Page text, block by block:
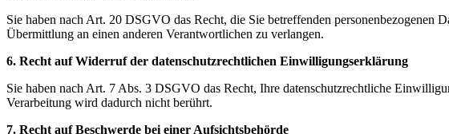
Sie haben nach Art. 20 DSGVO das Recht, die Sie betreffenden personenbezogenen
Übermittlung an einen anderen Verantwortlichen zu verlangen.
6. Recht auf Widerruf der datenschutzrechtlichen Einwilligungserklärung
Sie haben nach Art. 7 Abs. 3 DSGVO das Recht, Ihre datenschutzrechtliche
Verarbeitung wird dadurch nicht berührt.
7. Recht auf Beschwerde bei einer Aufsichtsbehörde